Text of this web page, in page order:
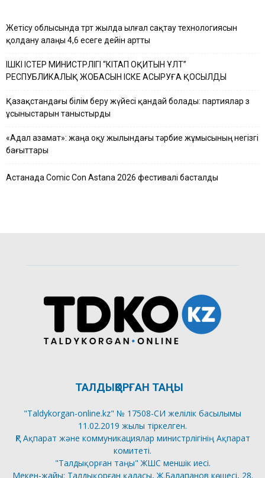
Жетісу облысында төрт жылда ылғал сақтау технологиясын
қолдану алаңы 4,6 есеге дейін артты
ІШКІ ІСТЕР МИНИСТРЛІГІ “КІТАП ОҚИТЫН ҰЛТ”
РЕСПУБЛИКАЛЫҚ ЖОБАСЫН ІСКЕ АСЫРУҒА ҚОСЫЛДЫ
Қазақстандағы білім беру жүйесі қандай болады: партиялар өз
ұсыныстарын таныстырды
«Адал азамат»: жаңа оқу жылындағы тәрбие жұмысының негізгі
бағыттары
Астанада Comic Con Astana 2026 фестивалі басталды
ТАЛДЫҚОРҒАН ТАҢЫ
"Taldykorgan-online.kz" № 17508-СИ желілік басылымы
11.02.2019 жылы тіркелген.
ҚР Ақпарат және коммуникациялар министрлігінің Ақпарат
комитеті.
"Талдықорған таңы" ЖШС меншік иесі.
Мекен-жайы: Талдықорған қаласы, Ж.Балапанов көшесі, 28.